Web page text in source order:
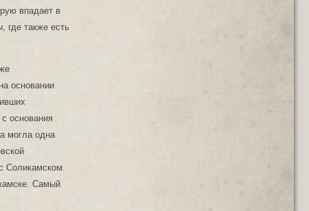
впадает в
где также есть
основании
основания
могла одна
Соликамском.
Самый